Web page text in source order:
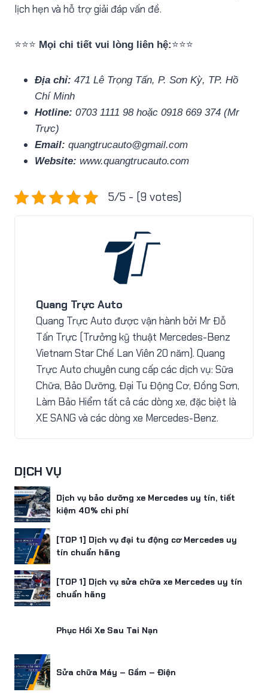
lịch hẹn và hỗ trợ giải đáp vấn đề.
⭐⭐⭐ Mọi chi tiết vui lòng liên hệ:⭐⭐⭐
Địa chỉ: 471 Lê Trọng Tấn, P. Sơn Kỳ, TP. Hồ
Chí Minh
Hotline: 0703 1111 98 hoặc 0918 669 374 (Mr
Trực)
Email: quangtrucauto@gmail.com
Website: www.quangtrucauto.com
5/5 - (9 votes)
Quang Trực Auto
Quang Trực Auto được vận hành bởi Mr Đỗ
Tấn Trực (Trưởng kỹ thuật Mercedes-Benz
Vietnam Star Chế Lan Viên 20 năm). Quang
Trực Auto chuyên cung cấp các dịch vụ: Sữa
Chữa, Bảo Dưỡng, Đại Tu Động Cơ, Đồng Sơn,
Làm Bảo Hiểm tất cả các dòng xe, đặc biệt là
XE SANG và các dòng xe Mercedes-Benz.
DỊCH VỤ
Dịch vụ bảo dưỡng xe Mercedes uy tín, tiết
kiệm 40% chi phí
[TOP 1] Dịch vụ đại tu động cơ Mercedes uy
tín chuẩn hãng
[TOP 1] Dịch vụ sửa chữa xe Mercedes uy tín
chuẩn hãng
Phục Hồi Xe Sau Tai Nạn
Sửa chữa Máy – Gầm – Điện